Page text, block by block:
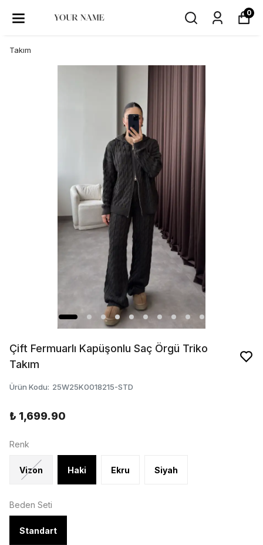
0
Takım
Çift Fermuarlı Kapüşonlu Saç Örgü Triko
Takım
Ürün Kodu: 25W25K0018215-STD
₺ 1,699.90
Renk
Vizon Haki Ekru Siyah
Beden Seti
Standart